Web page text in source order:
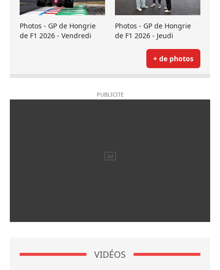
Photos - GP de Hongrie
de F1 2026 - Vendredi
Photos - GP de Hongrie
de F1 2026 - Jeudi
+ de photos
VIDÉOS